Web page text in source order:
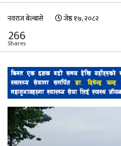
नवराज बेल्बासे जेष्ठ १७, २०८२
266
Shares